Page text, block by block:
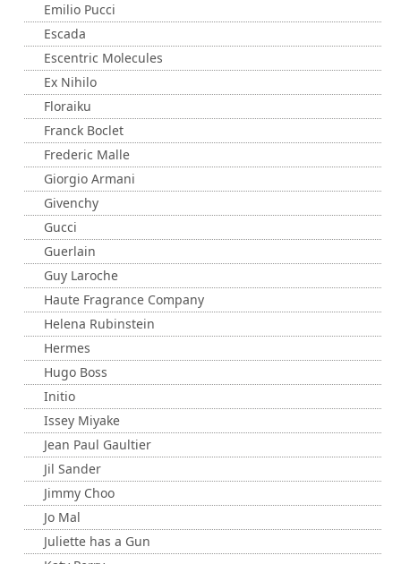
Emilio Pucci
Escada
Escentric Molecules
Ex Nihilo
Floraiku
Franck Boclet
Frederic Malle
Giorgio Armani
Givenchy
Gucci
Guerlain
Guy Laroche
Haute Fragrance Company
Helena Rubinstein
Hermes
Hugo Boss
Initio
Issey Miyake
Jean Paul Gaultier
Jil Sander
Jimmy Choo
Jo Mal
Juliette has a Gun